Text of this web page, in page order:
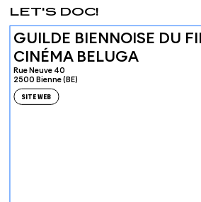
LET'S DOC!
GUILDE BIENNOISE DU
CINÉMA BELUGA
Rue Neuve 40
2500 Bienne (BE)
SITE WEB